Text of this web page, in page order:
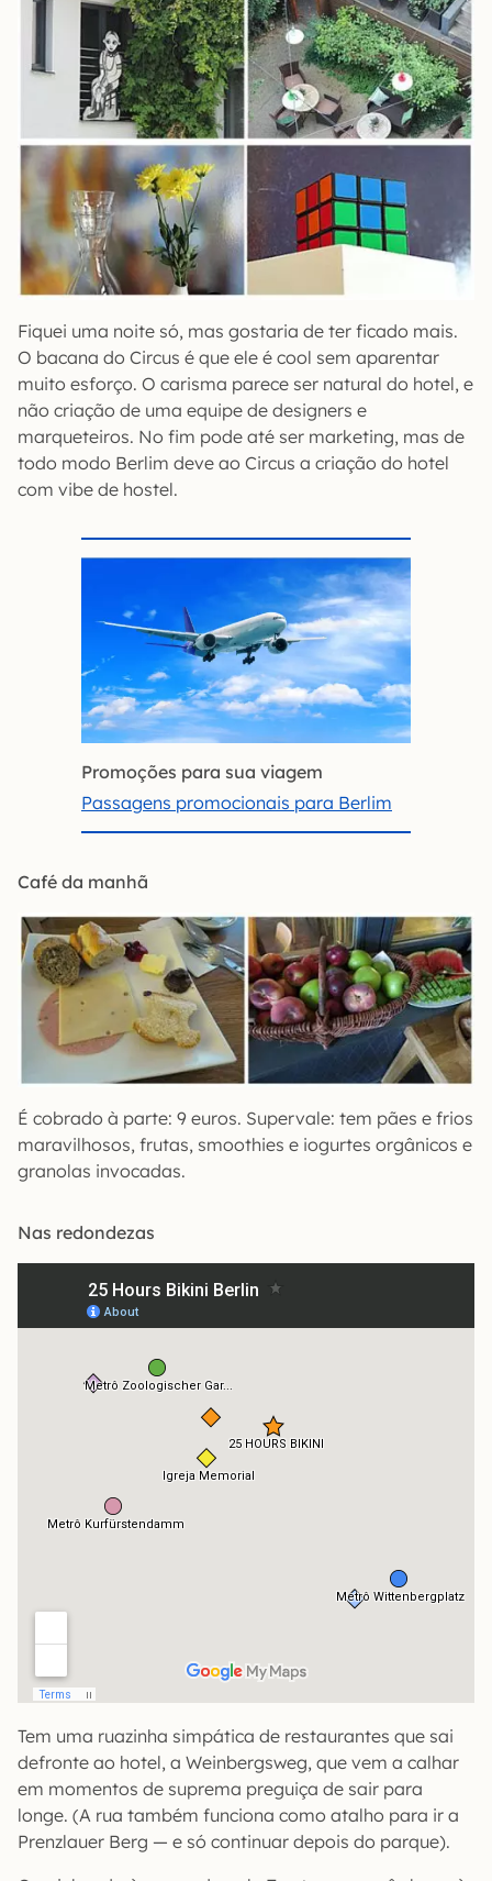
Fiquei uma noite só, mas gostaria de ter ficado mais.
O bacana do Circus é que ele é cool sem aparentar
muito esforço. O carisma parece ser natural do hotel, e
não criação de uma equipe de designers e
marqueteiros. No fim pode até ser marketing, mas de
todo modo Berlim deve ao Circus a criação do hotel
com vibe de hostel.
Promoções para sua viagem
Passagens promocionais para Berlim
Café da manhã
É cobrado à parte: 9 euros. Supervale: tem pães e frios
maravilhosos, frutas, smoothies e iogurtes orgânicos e
granolas invocadas.
Nas redondezas
Tem uma ruazinha simpática de restaurantes que sai
defronte ao hotel, a Weinbergsweg, que vem a calhar
em momentos de suprema preguiça de sair para
longe. (A rua também funciona como atalho para ir a
Prenzlauer Berg — e só continuar depois do parque).